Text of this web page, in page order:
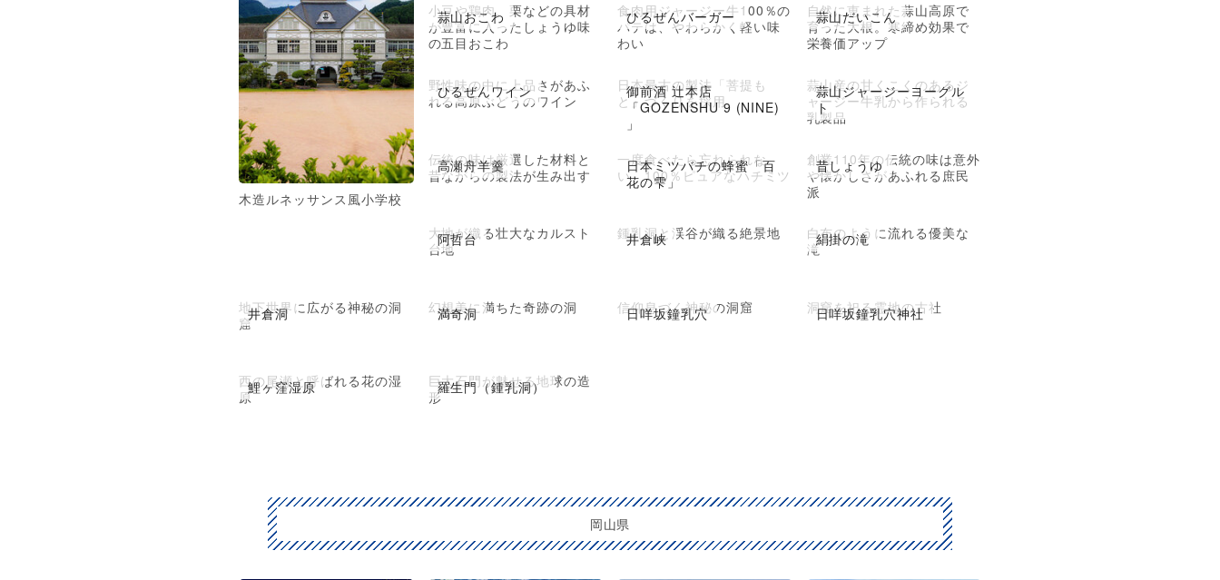
木造ルネッサンス風小学校
蒜山おこわ
小豆や鶏肉、栗などの具材
が豊富に入ったしょうゆ味
の五目おこわ
ひるぜんバーガー
食肉用ジャージー牛100％の
パテは、やわらかく軽い味
わい
蒜山だいこん
自然に恵まれた蒜山高原で
育った大根。寒締め効果で
栄養価アップ
ひるぜんワイン
野性味の中に上品さがあふ
れる高原ぶどうのワイン
御前酒 辻本店
「GOZENSHU 9 (NINE)
」
日本最古の製法「菩提も
と」づくりを採用
蒜山ジャージーヨーグル
ト
蒜山産の甘くこくのあるジ
ャージー牛乳から作られる
乳製品
高瀬舟羊羹
伝統の味は厳選した材料と
昔ながらの製法が生み出す
日本ミツバチの蜂蜜「百
花の雫」
一度食べたら忘れられな
い、100％ピュアなハチミツ
昔しょうゆ
創業110年の伝統の味は意外
や懐かしさがあふれる庶民
派
阿哲台
大地が織る壮大なカルスト
台地
井倉峡
鍾乳洞と渓谷が織る絶景地 絹掛の滝
白布のように流れる優美な
滝
井倉洞
地下世界に広がる神秘の洞
窟
満奇洞
幻想美に満ちた奇跡の洞 日咩坂鐘乳穴
信仰息づく神秘の洞窟 日咩坂鐘乳穴神社
洞窟を祀る霊地の古社
鯉ヶ窪湿原
西の尾瀬と呼ばれる花の湿
原
羅生門（鍾乳洞）
巨大石門が魅せる地球の造
形
岡山県